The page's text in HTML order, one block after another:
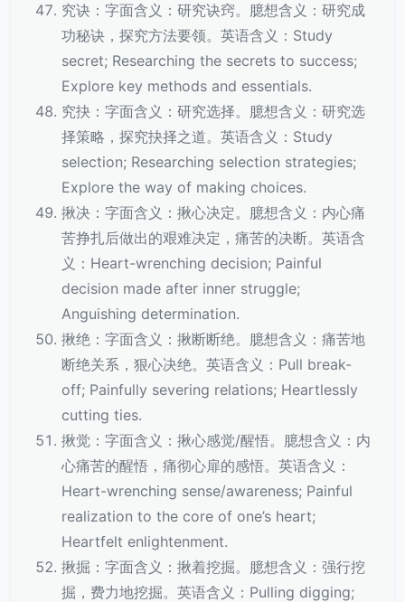
究诀：字面含义：研究诀窍。臆想含义：研究成
功秘诀，探究方法要领。英语含义：Study
secret; Researching the secrets to success;
Explore key methods and essentials.
究抉：字面含义：研究选择。臆想含义：研究选
择策略，探究抉择之道。英语含义：Study
selection; Researching selection strategies;
Explore the way of making choices.
揪决：字面含义：揪心决定。臆想含义：内心痛
苦挣扎后做出的艰难决定，痛苦的决断。英语含
义：Heart-wrenching decision; Painful
decision made after inner struggle;
Anguishing determination.
揪绝：字面含义：揪断断绝。臆想含义：痛苦地
断绝关系，狠心决绝。英语含义：Pull break-
off; Painfully severing relations; Heartlessly
cutting ties.
揪觉：字面含义：揪心感觉/醒悟。臆想含义：内
心痛苦的醒悟，痛彻心扉的感悟。英语含义：
Heart-wrenching sense/awareness; Painful
realization to the core of one’s heart;
Heartfelt enlightenment.
揪掘：字面含义：揪着挖掘。臆想含义：强行挖
掘，费力地挖掘。英语含义：Pulling digging;